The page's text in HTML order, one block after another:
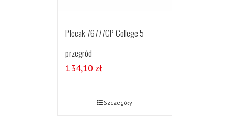
Plecak 76777CP College 5
przegród
134,10 zł
Szczegóły